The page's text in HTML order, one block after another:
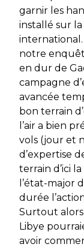
garnir les
installé sur
notre
en dur de
campagne
avancée
bon terrain
l’air a bien
vols (jour et
d’expertise
terrain d’ici
l’état-major
durée
Surtout
Libye
avoir